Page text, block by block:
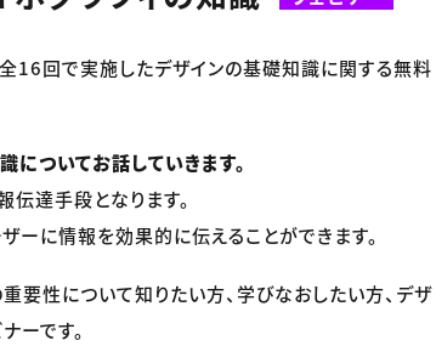
16回で実施したデザインの基礎知識に関する無料
ついてお話していきます。
達手段となります。
ーに情報を効果的に伝えることができます。
要性について知りたい方、学びなおしたい方、デザ
ーです。